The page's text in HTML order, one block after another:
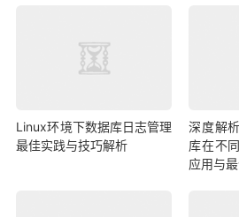
Linux环境下数据库日志管理
最佳实践与技巧解析
深度解
库在不
应用与